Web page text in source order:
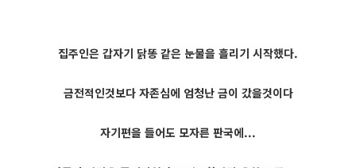
집주인은 갑자기 닭똥 같은 눈물을 흘리기 시작했다.
금전적인것보다 자존심에 엄청난 금이 갔을것이다
자기편을 들어도 모자른 판국에...